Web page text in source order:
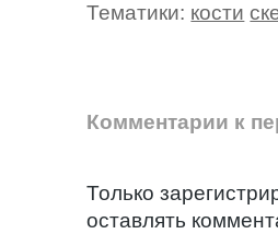
Тематики: кости
Комментарии к
Только
оставлять